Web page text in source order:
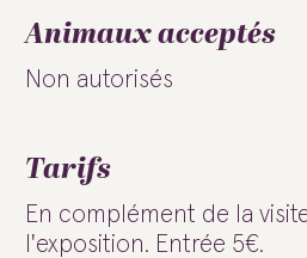
Animaux acceptés
Non autorisés
Tarifs
En complément de la
l'exposition. Entrée 5€.